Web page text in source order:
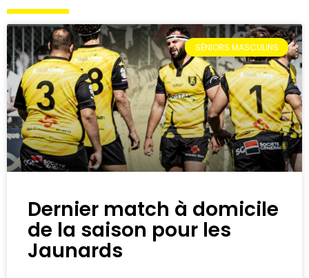
SÉNIORS MASCULINS
Dernier match à domicile
de la saison pour les
Jaunards